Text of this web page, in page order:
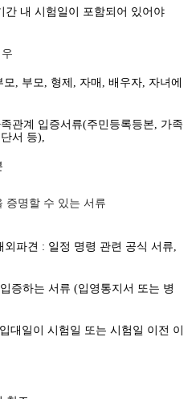
일이 포함되어 있어야
부모, 형제, 자매, 배우자, 자녀에
계 입증서류(주민등록등본, 가족
서 등),
증명할 수 있는 서류
견 : 일정 명령 관련 공식 서류,
하는 서류 (입영통지서 또는 병
일 또는 시험일 이전 이